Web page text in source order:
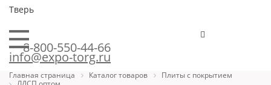
Тверь
8-800-550-44-66
info@expo-torg.ru
Главная страница Каталог товаров
Плиты с покрытием